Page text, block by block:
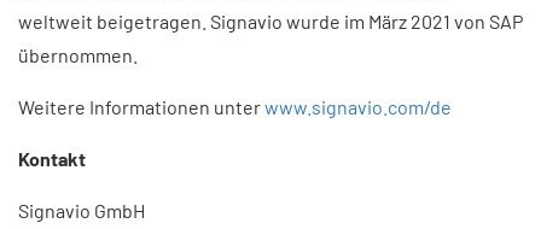
weltweit beigetragen. Signavio wurde im März 2021 von SAP
übernommen.
Weitere Informationen unterwww.signavio.com/de
Kontakt
Signavio GmbH